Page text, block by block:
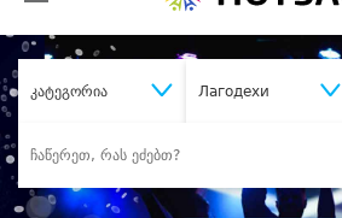
კატეგორია Лагодехи